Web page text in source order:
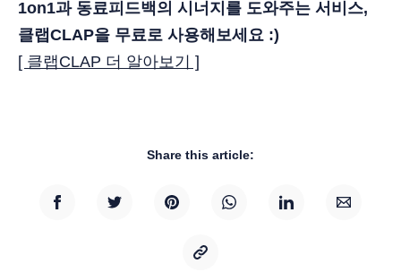
1on1과 동료피드백의 시너지를 도와주는 서비스,
클랩CLAP을 무료로 사용해보세요 :)
[ 클랩CLAP 더 알아보기 ]
Share this article: